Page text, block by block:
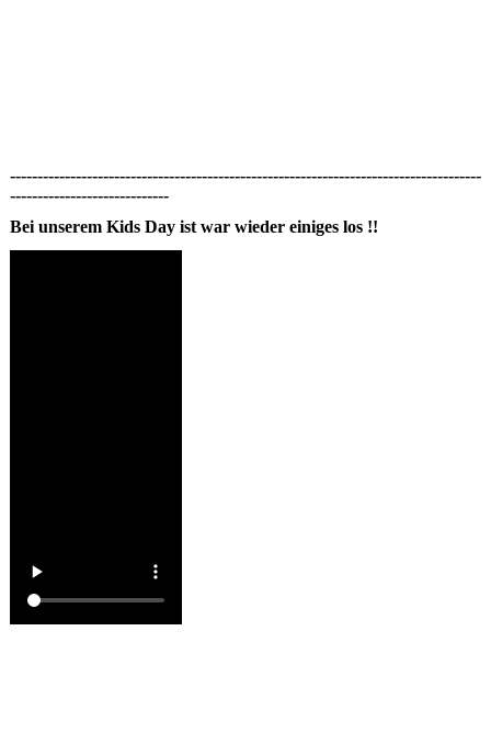
--------------------------------------------------------------------------------------
-----------------------------
Bei unserem Kids Day ist war wieder einiges los !!